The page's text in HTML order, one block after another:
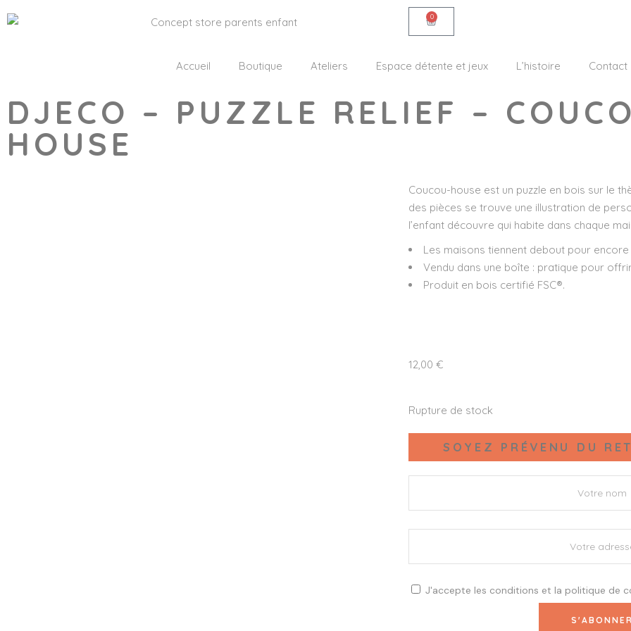
0
Accueil Boutique Ateliers Espace détente et jeux L’histoire Contact
DJECO – PUZZLE RELIEF –
HOUSE
Coucou-house est un puzzle en bois sur le
des pièces se trouve une illustration de
l’enfant découvre qui habite dans chaque
Les maisons tiennent debout pour encore
Vendu dans une boîte : pratique pour
Produit en bois certifié FSC®.
12,00 €
Rupture de stock
SOYEZ PRÉVENU DU
J'accepte les conditions et la politique de